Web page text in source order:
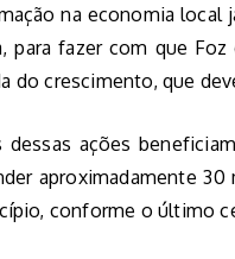
na economia local
para fazer com que
do crescimento, que
dessas ações
aproximadamente 30
conforme o último